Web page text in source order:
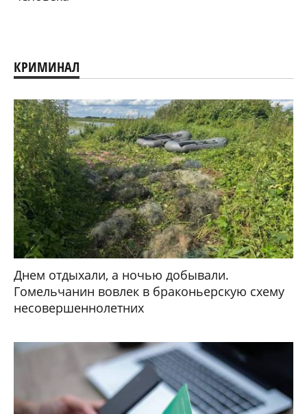
КРИМИНАЛ
Днем отдыхали, а ночью добывали.
Гомельчанин вовлек в браконьерскую схему
несовершеннолетних